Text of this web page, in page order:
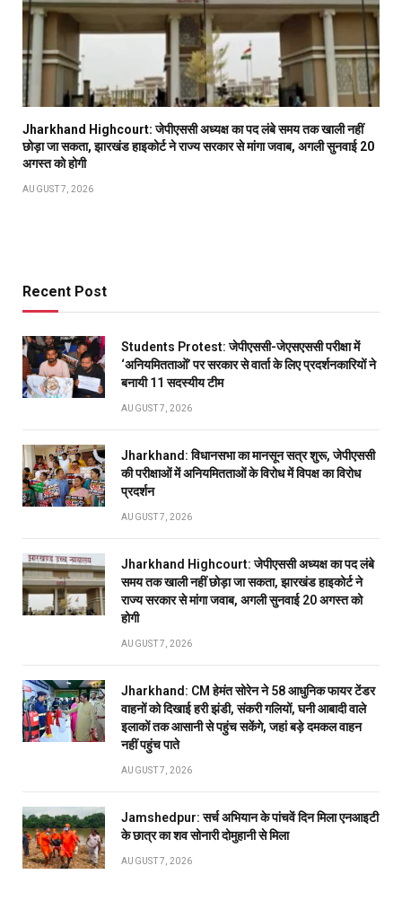
Jharkhand Highcourt: जेपीएससी अध्यक्ष का पद लंबे समय तक खाली नहीं
छोड़ा जा सकता, झारखंड हाइकोर्ट ने राज्य सरकार से मांगा जवाब, अगली सुनवाई 20
अगस्त को होगी
AUGUST 7, 2026
Recent Post
Students Protest: जेपीएससी-जेएसएससी परीक्षा में
‘अनियमितताओं’ पर सरकार से वार्ता के लिए प्रदर्शनकारियों ने
बनायी 11 सदस्यीय टीम
AUGUST 7, 2026
Jharkhand: विधानसभा का मानसून सत्र शुरू, जेपीएससी
की परीक्षाओं में अनियमितताओं के विरोध में विपक्ष का विरोध
प्रदर्शन
AUGUST 7, 2026
Jharkhand Highcourt: जेपीएससी अध्यक्ष का पद लंबे
समय तक खाली नहीं छोड़ा जा सकता, झारखंड हाइकोर्ट ने
राज्य सरकार से मांगा जवाब, अगली सुनवाई 20 अगस्त को
होगी
AUGUST 7, 2026
Jharkhand: CM हेमंत सोरेन ने 58 आधुनिक फायर टेंडर
वाहनों को दिखाई हरी झंडी, संकरी गलियों, घनी आबादी वाले
इलाकों तक आसानी से पहुंच सकेंगे, जहां बड़े दमकल वाहन
नहीं पहुंच पाते
AUGUST 7, 2026
Jamshedpur: सर्च अभियान के पांचवें दिन मिला एनआइटी
के छात्र का शव सोनारी दोमुहानी से मिला
AUGUST 7, 2026